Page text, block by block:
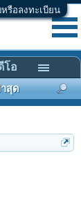
หรือลงทะเบียน
สุด
โอ